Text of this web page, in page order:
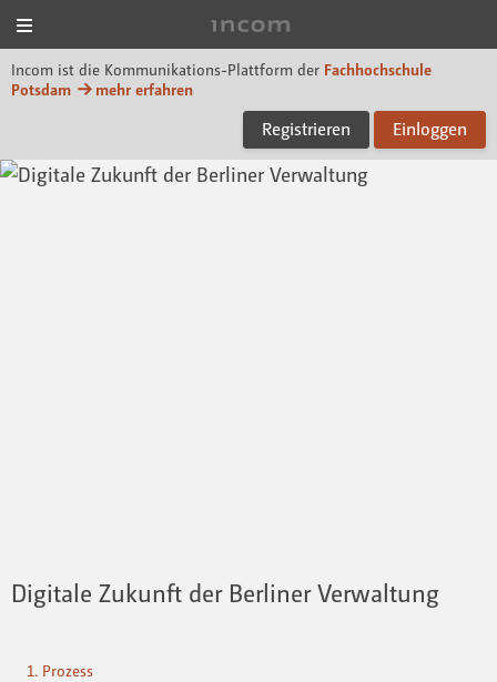
Incom ist die Kommunikations-Plattform der Fachhochschule
Potsdam
mehr erfahren
Registrieren Einloggen
Digitale Zukunft der Berliner Verwaltung
1. Prozess